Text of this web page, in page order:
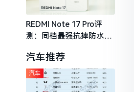
REDMI Note 17 Pro评
测：同档最强抗摔防水，
守门员
汽车推荐
汽车